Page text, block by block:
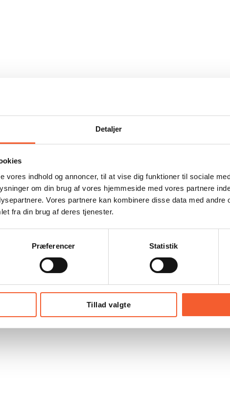
Detaljer
vores indhold og annoncer, til at vise dig funktioner til sociale
om din brug af vores hjemmeside med vores partnere
Vores partnere kan kombinere disse data med andre
fra din brug af deres tjenester.
Præferencer Statistik
Tillad valgte